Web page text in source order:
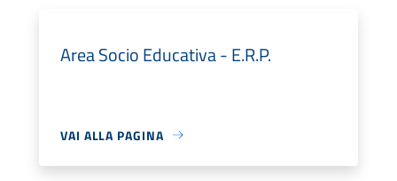
Area Socio Educativa - E.R.P.
VAI ALLA PAGINA